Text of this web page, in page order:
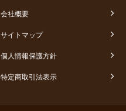
会社概要
サイトマップ
個人情報保護方針
特定商取引法表示